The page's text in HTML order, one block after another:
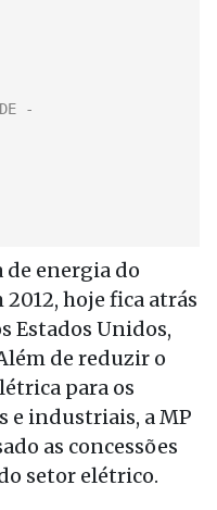
de energia do
2012, hoje fica atrás
Estados Unidos,
de reduzir o
para os
e industriais, a MP
as concessões
setor elétrico.